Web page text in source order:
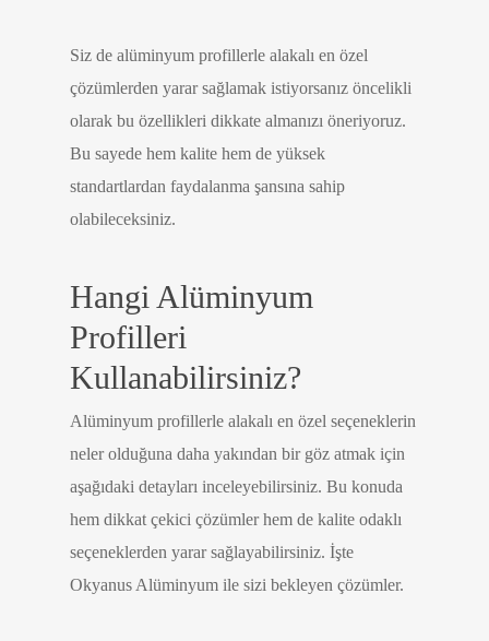
Siz de alüminyum profillerle alakalı en özel
çözümlerden yarar sağlamak istiyorsanız öncelikli
olarak bu özellikleri dikkate almanızı öneriyoruz.
Bu sayede hem kalite hem de yüksek
standartlardan faydalanma şansına sahip
olabileceksiniz.
Hangi Alüminyum
Profilleri
Kullanabilirsiniz?
Alüminyum profillerle alakalı en özel seçeneklerin
neler olduğuna daha yakından bir göz atmak için
aşağıdaki detayları inceleyebilirsiniz. Bu konuda
hem dikkat çekici çözümler hem de kalite odaklı
seçeneklerden yarar sağlayabilirsiniz. İşte
Okyanus Alüminyum ile sizi bekleyen çözümler.